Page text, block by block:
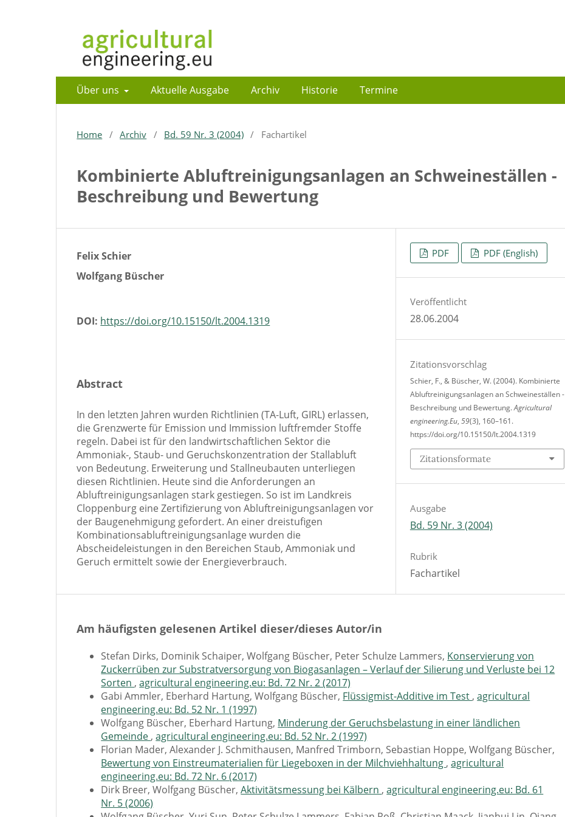
Über uns Aktuelle Ausgabe Archiv Historie Termine
Home / Archiv / Bd. 59 Nr. 3 (2004) / Fachartikel
Kombinierte Abluftreinigungsanlagen an Schweineställen -
Beschreibung und Bewertung
Felix Schier
Wolfgang Büscher
DOI: https://doi.org/10.15150/lt.2004.1319
Abstract
In den letzten Jahren wurden Richtlinien (TA-Luft, GIRL) erlassen,
die Grenzwerte für Emission und Immission luftfremder Stoffe
regeln. Dabei ist für den landwirtschaftlichen Sektor die
Ammoniak-, Staub- und Geruchskonzentration der Stallabluft
von Bedeutung. Erweiterung und Stallneubauten unterliegen
diesen Richtlinien. Heute sind die Anforderungen an
Abluftreinigungsanlagen stark gestiegen. So ist im Landkreis
Cloppenburg eine Zertifizierung von Abluftreinigungsanlagen vor
der Baugenehmigung gefordert. An einer dreistufigen
Kombinationsabluftreinigungsanlage wurden die
Abscheideleistungen in den Bereichen Staub, Ammoniak und
Geruch ermittelt sowie der Energieverbrauch.
PDF PDF (English)
Veröffentlicht
28.06.2004
Zitationsvorschlag
Schier, F., & Büscher, W. (2004). Kombinierte
Abluftreinigungsanlagen an Schweineställen -
Beschreibung und Bewertung.Agricultural
engineering.Eu, 59(3), 160–161.
https://doi.org/10.15150/lt.2004.1319
Zitationsformate
Ausgabe
Bd. 59 Nr. 3 (2004)
Rubrik
Fachartikel
Am häufigsten gelesenen Artikel dieser/dieses Autor/in
Stefan Dirks, Dominik Schaiper, Wolfgang Büscher, Peter Schulze Lammers, Konservierung von
Zuckerrüben zur Substratversorgung von Biogasanlagen – Verlauf der Silierung und Verluste bei 12
Sorten ,agricultural engineering.eu: Bd. 72 Nr. 2 (2017)
Gabi Ammler, Eberhard Hartung, Wolfgang Büscher, Flüssigmist-Additive im Test ,agricultural
engineering.eu: Bd. 52 Nr. 1 (1997)
Wolfgang Büscher, Eberhard Hartung, Minderung der Geruchsbelastung in einer ländlichen
Gemeinde ,agricultural engineering.eu: Bd. 52 Nr. 2 (1997)
Florian Mader, Alexander J. Schmithausen, Manfred Trimborn, Sebastian Hoppe, Wolfgang Büscher,
Bewertung von Einstreumaterialien für Liegeboxen in der Milchviehhaltung ,agricultural
engineering.eu: Bd. 72 Nr. 6 (2017)
Dirk Breer, Wolfgang Büscher,Aktivitätsmessung bei Kälbern ,agricultural engineering.eu: Bd. 61
Nr. 5 (2006)